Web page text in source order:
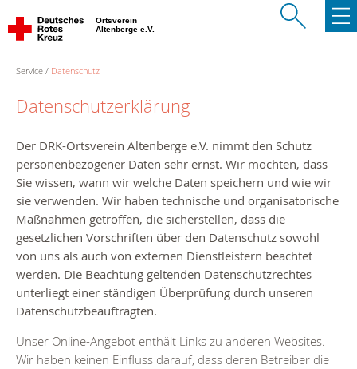
Ortsverein
Altenberge e.V.
Service Datenschutz
Datenschutzerklärung
Der DRK-Ortsverein Altenberge e.V. nimmt den Schutz
personenbezogener Daten sehr ernst. Wir möchten, dass
Sie wissen, wann wir welche Daten speichern und wie wir
sie verwenden. Wir haben technische und organisatorische
Maßnahmen getroffen, die sicherstellen, dass die
gesetzlichen Vorschriften über den Datenschutz sowohl
von uns als auch von externen Dienstleistern beachtet
werden. Die Beachtung geltenden Datenschutzrechtes
unterliegt einer ständigen Überprüfung durch unseren
Datenschutzbeauftragten.
Unser Online-Angebot enthält Links zu anderen Websites.
Wir haben keinen Einfluss darauf, dass deren Betreiber die